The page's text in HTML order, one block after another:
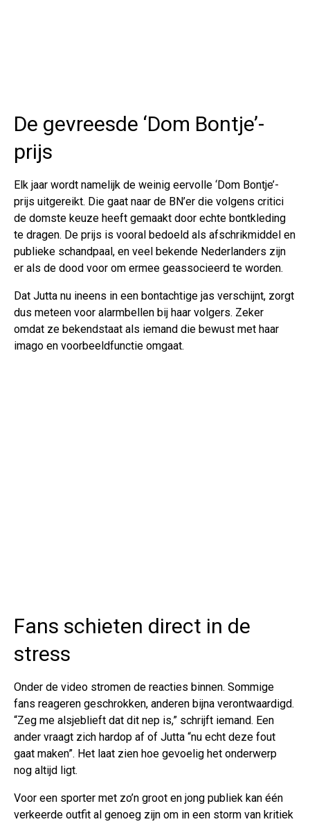
De gevreesde ‘Dom Bontje’-
prijs
Elk jaar wordt namelijk de weinig eervolle ‘Dom Bontje’-
prijs uitgereikt. Die gaat naar de BN’er die volgens critici
de domste keuze heeft gemaakt door echte bontkleding
te dragen. De prijs is vooral bedoeld als afschrikmiddel en
publieke schandpaal, en veel bekende Nederlanders zijn
er als de dood voor om ermee geassocieerd te worden.
Dat Jutta nu ineens in een bontachtige jas verschijnt, zorgt
dus meteen voor alarmbellen bij haar volgers. Zeker
omdat ze bekendstaat als iemand die bewust met haar
imago en voorbeeldfunctie omgaat.
Fans schieten direct in de
stress
Onder de video stromen de reacties binnen. Sommige
fans reageren geschrokken, anderen bijna verontwaardigd.
“Zeg me alsjeblieft dat dit nep is,” schrijft iemand. Een
ander vraagt zich hardop af of Jutta “nu echt deze fout
gaat maken”. Het laat zien hoe gevoelig het onderwerp
nog altijd ligt.
Voor een sporter met zo’n groot en jong publiek kan één
verkeerde outfit al genoeg zijn om in een storm van kritiek